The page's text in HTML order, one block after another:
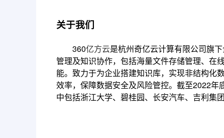
关于我们
360亿方云是杭州奇亿云计算有限公司旗
管理及知识协作，包括海量文件存储管理、在
能。致力于为企业搭建知识库，实现非结构化
效率，保障数据安全及风险管控。截至2022年
中包括浙江大学、碧桂园、长安汽车、吉利集